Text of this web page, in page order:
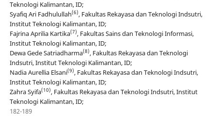
Teknologi Kalimantan, ID;
Syafiq Ari Fadhulullah(6), Fakultas Rekayasa dan Teknologi Indsutri,
Institut Teknologi Kalimantan, ID;
Fajrina Aprilia Kartika(7), Fakultas Sains dan Teknologi Informasi,
Institut Teknologi Kalimantan, ID;
Dewa Gede Satriadharma(8), Fakultas Rekayasa dan Teknologi
Indsutri, Institut Teknologi Kalimantan, ID;
Nadia Aurellia Elsani(9), Fakultas Rekayasa dan Teknologi Indsutri,
Institut Teknologi Kalimantan, ID;
Zahra Syifa(10), Fakultas Rekayasa dan Teknologi Indsutri, Institut
Teknologi Kalimantan, ID;
182-189